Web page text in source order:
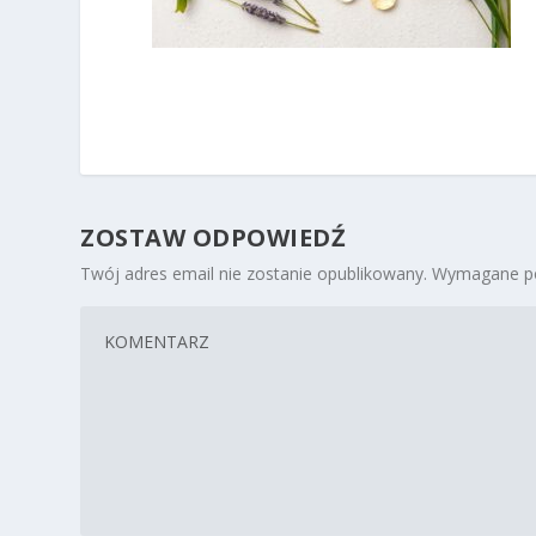
ZOSTAW ODPOWIEDŹ
Twój adres email nie zostanie opublikowany. Wymagane